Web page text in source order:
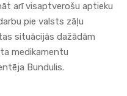
arī visaptverošu aptieku
pie valsts zāļu
situācijās dažādām
medikamentu
Bundulis.